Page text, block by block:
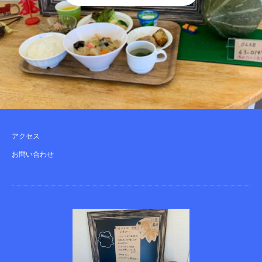
アクセス
お問い合わせ